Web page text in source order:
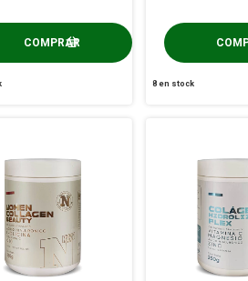
8en stock